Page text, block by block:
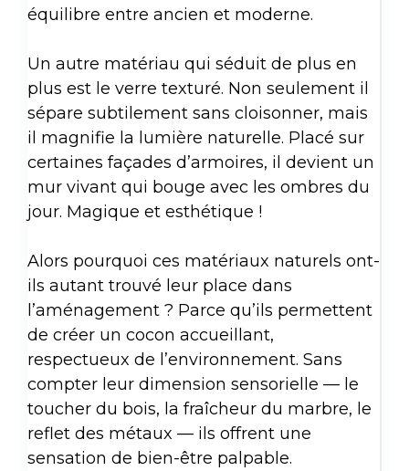
équilibre entre ancien et moderne.
Un autre matériau qui séduit de plus en
plus est le verre texturé. Non seulement il
sépare subtilement sans cloisonner, mais
il magnifie la lumière naturelle. Placé sur
certaines façades d’armoires, il devient un
mur vivant qui bouge avec les ombres du
jour. Magique et esthétique !
Alors pourquoi ces matériaux naturels ont-
ils autant trouvé leur place dans
l’aménagement ? Parce qu’ils permettent
de créer un cocon accueillant,
respectueux de l’environnement. Sans
compter leur dimension sensorielle — le
toucher du bois, la fraîcheur du marbre, le
reflet des métaux — ils offrent une
sensation de bien-être palpable.